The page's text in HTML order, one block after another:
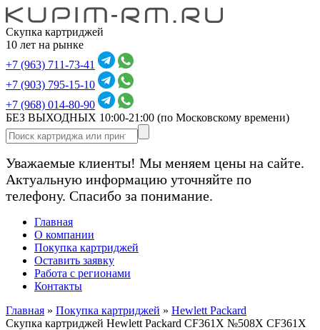
Скупка картриджей
10 лет на рынке
+7 (963) 711-73-41
+7 (903) 795-15-10
+7 (968) 014-80-90
БЕЗ ВЫХОДНЫХ 10:00-21:00 (по Московскому времени)
Уважаемые клиенты! Мы меняем цены на сайте.
Актуальную информацию уточняйте по
телефону. Спасибо за понимание.
Главная
О компании
Покупка картриджей
Оставить заявку
Работа с регионами
Контакты
Главная » Покупка картриджей » Hewlett Packard
Скупка картриджей Hewlett Packard CF361X №508X CF361X